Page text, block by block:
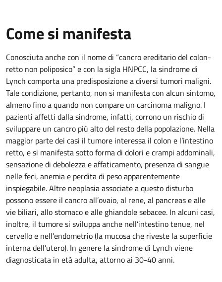
Come si manifesta
Conosciuta anche con il nome di “cancro ereditario del colon-
retto non poliposico” e con la sigla HNPCC, la sindrome di
Lynch comporta una predisposizione a diversi tumori maligni.
Tale condizione, pertanto, non si manifesta con alcun sintomo,
almeno fino a quando non compare un carcinoma maligno. I
pazienti affetti dalla sindrome, infatti, corrono un rischio di
sviluppare un cancro più alto del resto della popolazione. Nella
maggior parte dei casi il tumore interessa il colon e l’intestino
retto, e si manifesta sotto forma di dolori e crampi addominali,
sensazione di debolezza e affaticamento, presenza di sangue
nelle feci, anemia e perdita di peso apparentemente
inspiegabile. Altre neoplasia associate a questo disturbo
possono essere il cancro all’ovaio, al rene, al pancreas e alle
vie biliari, allo stomaco e alle ghiandole sebacee. In alcuni casi,
inoltre, il tumore si sviluppa anche nell’intestino tenue, nel
cervello e nell’endometrio (la mucosa che riveste la superficie
interna dell’utero). In genere la sindrome di Lynch viene
diagnosticata in età adulta, attorno ai 30-40 anni.